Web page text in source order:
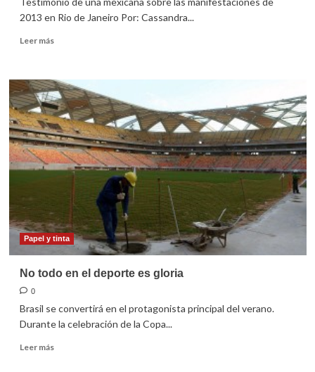
2013 en Rio de Janeiro Por: Cassandra...
Leer másLeer
Agitación
social
al
ritmo
de
samba
Papel y tinta
No todo en el deporte es gloria
0
Brasil se convertirá en el protagonista principal del verano.
Durante la celebración de la Copa...
Leer másLeer